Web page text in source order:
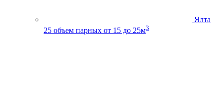
Ялта
25 объем парных от 15 до 25м3